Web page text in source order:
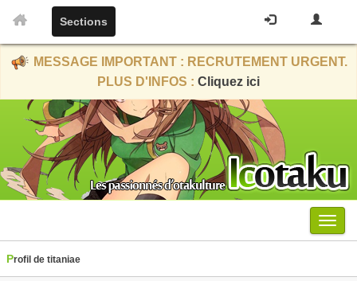
Sections
MESSAGE IMPORTANT : RECRUTEMENT URGENT.
PLUS D'INFOS : Cliquez ici
Menu
Profil de titaniae